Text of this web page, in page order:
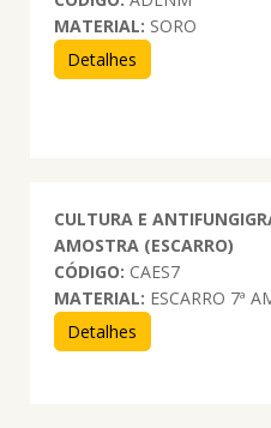
MATERIAL: SORO
Detalhes
CULTURA E
AMOSTRA (ESCARRO)
CÓDIGO: CAES7
MATERIAL: ESCARRO 7ª
Detalhes